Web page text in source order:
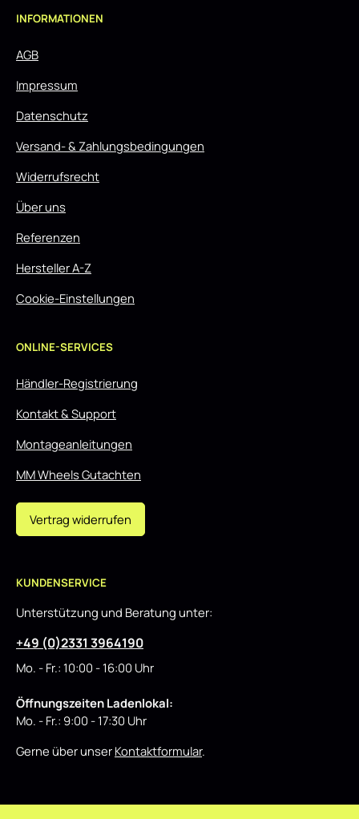
INFORMATIONEN
AGB
Impressum
Datenschutz
Versand- & Zahlungsbedingungen
Widerrufsrecht
Über uns
Referenzen
Hersteller A-Z
Cookie-Einstellungen
ONLINE-SERVICES
Händler-Registrierung
Kontakt & Support
Montageanleitungen
MM Wheels Gutachten
Vertrag widerrufen
KUNDENSERVICE
Unterstützung und Beratung unter:
+49 (0)2331 3964190
Mo. - Fr.: 10:00 - 16:00 Uhr
Öffnungszeiten Ladenlokal:
Mo. - Fr.: 9:00 - 17:30 Uhr
Gerne über unser Kontaktformular.